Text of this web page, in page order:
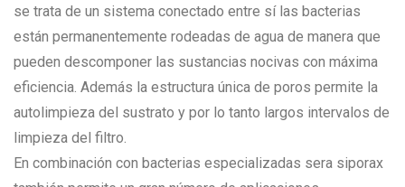
se trata de un sistema conectado entre sí las bacterias
están permanentemente rodeadas de agua de manera que
pueden descomponer las sustancias nocivas con máxima
eficiencia. Además la estructura única de poros permite la
autolimpieza del sustrato y por lo tanto largos intervalos de
limpieza del filtro.
En combinación con bacterias especializadas sera siporax